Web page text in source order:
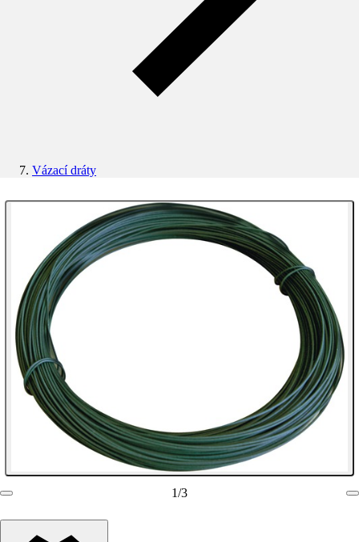
Vázací dráty
1/3